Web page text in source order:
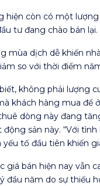
hiện còn có một
tư đang chào bán lại.
mùa dịch dễ khiến
so với thời điểm
không phải lượng
khách hàng mua để
dòng này đang
sản này. “Với
tố đầu tiên khiến
giá bán hiện nay vẫn
đầu năm do sự thiếu